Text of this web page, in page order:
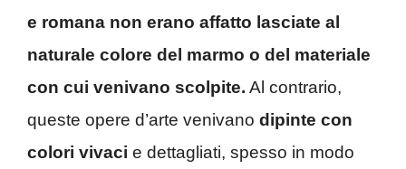
e romana non erano affatto lasciate al
naturale colore del marmo o del materiale
con cui venivano scolpite. Al contrario,
queste opere d’arte venivano dipinte con
colori vivaci e dettagliati, spesso in modo